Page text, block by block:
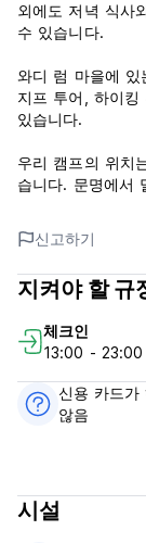
외에도 저녁 식사
수 있습니다.
와디 럼 마을에 있
지프 투어, 하이
있습니다.
우리 캠프의 위치
습니다. 문명에서
와디 럼 로드 - 이
취소 정책: 도착 1
체크인 시간은
10시 이전에 체크
도착 시 현금으로
신고하기
지켜야 할 규
체크인
13:00 - 23:00
신용 카드가
않음
시설